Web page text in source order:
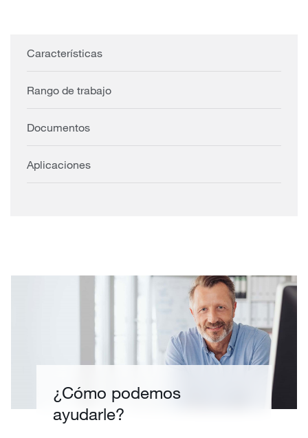
Características
Rango de trabajo
Documentos
Aplicaciones
¿Cómo podemos
ayudarle?